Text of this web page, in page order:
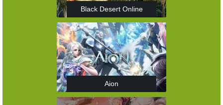
Black Desert Online
Aion